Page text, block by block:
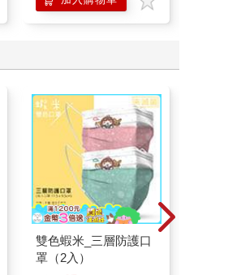
雙色蝦米_三層防護口
罩（2入）